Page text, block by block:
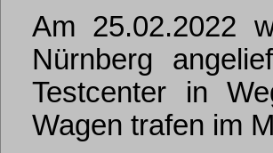
Am 25.02.2022
Nürnberg
Testcenter in
Wagen trafen im